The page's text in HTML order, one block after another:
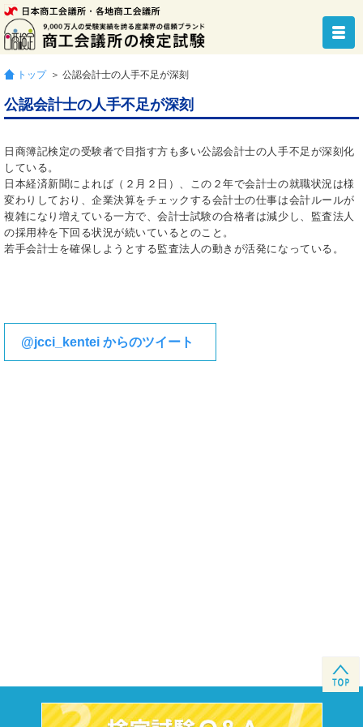
トップ ＞ 公認会計士の人手不足が深刻
公認会計士の人手不足が深刻
日商簿記検定の受験者で目指す方も多い公認会計士の人手不足が深刻化
している。
日本経済新聞によれば（２月２日）、この２年で会計士の就職状況は様
変わりしており、企業決算をチェックする会計士の仕事は会計ルールが
複雑になり増えている一方で、会計士試験の合格者は減少し、監査法人
の採用枠を下回る状況が続いているとのこと。
若手会計士を確保しようとする監査法人の動きが活発になっている。
@jcci_kentei からのツイート